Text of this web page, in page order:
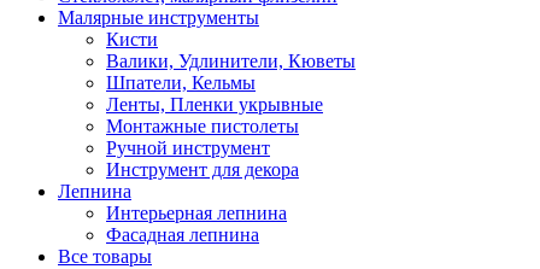
Малярные инструменты
Кисти
Валики, Удлинители, Кюветы
Шпатели, Кельмы
Ленты, Пленки укрывные
Монтажные пистолеты
Ручной инструмент
Инструмент для декора
Лепнина
Интерьерная лепнина
Фасадная лепнина
Все товары